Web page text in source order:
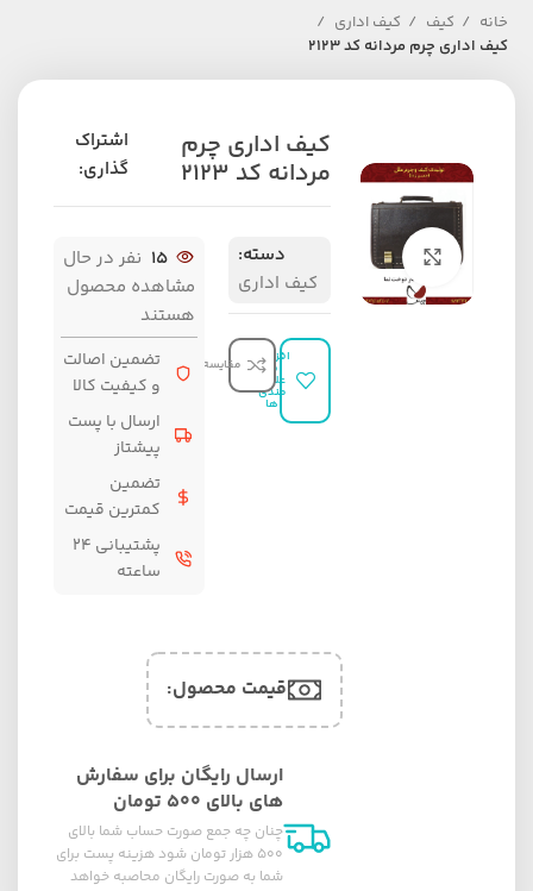
خانه کیف
کیف اداری
کیف اداری چرم مردانه کد 2123
برای بزرگنمایی کلیک کنید
کیف اداری چرم
مردانه کد 2123
اشتراک
گذاری:
دسته:
کیف اداری
افزودن
به
علاقه
مندی
ها
مقایسه
15 نفر در حال
مشاهده محصول
هستند
تضمین اصالت
و کیفیت کالا
ارسال با پست
پیشتاز
تضمین
کمترین قیمت
پشتیبانی ۲۴
ساعته
قیمت محصول:​
ارسال رایگان برای سفارش
های بالای ۵۰۰ تومان
چنان چه جمع صورت حساب شما بالای
۵۰۰ هزار تومان شود هزینه پست برای
شما به صورت رایگان محاصبه خواهد